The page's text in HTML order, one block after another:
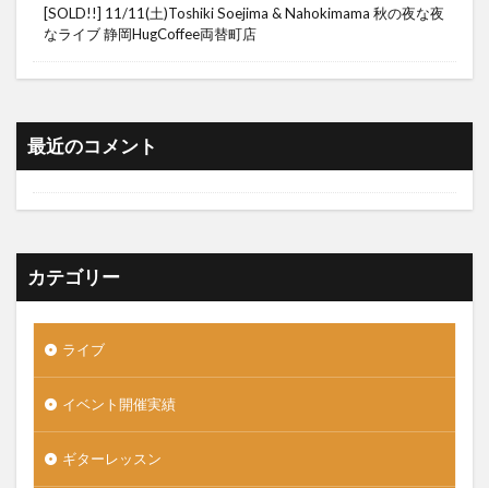
[SOLD!!] 11/11(土)Toshiki Soejima & Nahokimama 秋の夜な夜
なライブ 静岡HugCoffee両替町店
最近のコメント
カテゴリー
ライブ
イベント開催実績
ギターレッスン